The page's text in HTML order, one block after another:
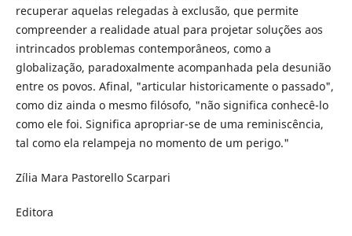
recuperar aquelas relegadas à exclusão, que permite
compreender a realidade atual para projetar soluções aos
intrincados problemas contemporâneos, como a
globalização, paradoxalmente acompanhada pela desunião
entre os povos. Afinal, "articular historicamente o passado",
como diz ainda o mesmo filósofo, "não significa conhecê-lo
como ele foi. Significa apropriar-se de uma reminiscência,
tal como ela relampeja no momento de um perigo."
Zília Mara Pastorello Scarpari
Editora